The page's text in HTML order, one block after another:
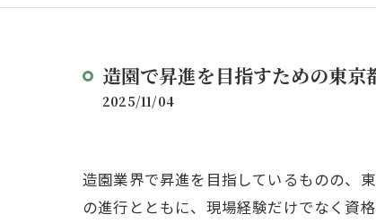
造園で昇進を目指すための東
2025/11/04
造園業界で昇進を目指しているものの、
の進行とともに、現場経験だけでなく資